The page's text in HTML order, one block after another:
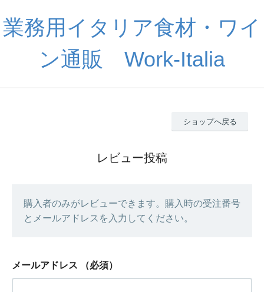
業務用イタリア食材・ワイ
ン通販 Work-Italia
ショップへ戻る
レビュー投稿
購入者のみがレビューできます。購入時の受注番号
とメールアドレスを入力してください。
メールアドレス （必須）